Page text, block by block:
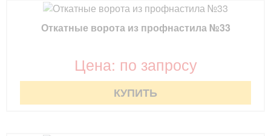
Откатные ворота из профнастила №33
Цена: по запросу
КУПИТЬ